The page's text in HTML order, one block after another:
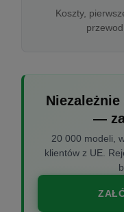
Koszty,
—
20 000 modeli,
klientów z UE.